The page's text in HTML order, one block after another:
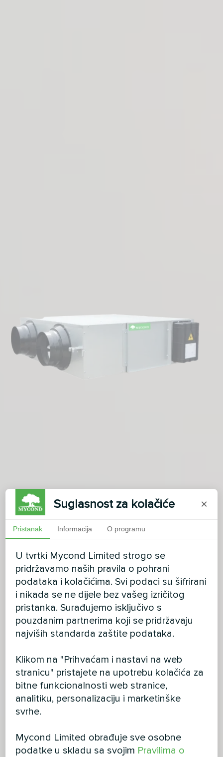
Suglasnost za kolačiće ×
Pristanak Informacija O programu
U tvrtki Mycond Limited strogo se
pridržavamo naših pravila o pohrani
podataka i kolačićima. Svi podaci su šifrirani
i nikada se ne dijele bez vašeg izričitog
pristanka. Surađujemo isključivo s
pouzdanim partnerima koji se pridržavaju
najviših standarda zaštite podataka.
Klikom na "Prihvaćam i nastavi na web
stranicu" pristajete na upotrebu kolačića za
bitne funkcionalnosti web stranice,
analitiku, personalizaciju i marketinške
svrhe.
Mycond Limited obrađuje sve osobne
podatke u skladu sa svojim Pravilima o